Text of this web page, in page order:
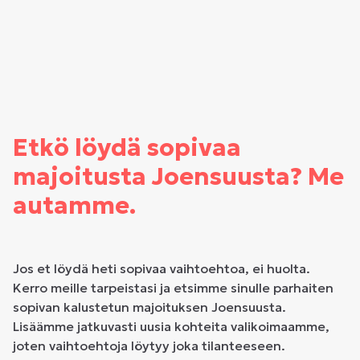
Etkö löydä sopivaa
majoitusta Joensuusta? Me
autamme.
Jos et löydä heti sopivaa vaihtoehtoa, ei huolta.
Kerro meille tarpeistasi ja etsimme sinulle parhaiten
sopivan kalustetun majoituksen Joensuusta.
Lisäämme jatkuvasti uusia kohteita valikoimaamme,
joten vaihtoehtoja löytyy joka tilanteeseen.